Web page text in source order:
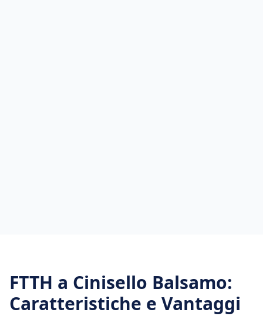
FTTH a Cinisello Balsamo:
Caratteristiche e Vantaggi